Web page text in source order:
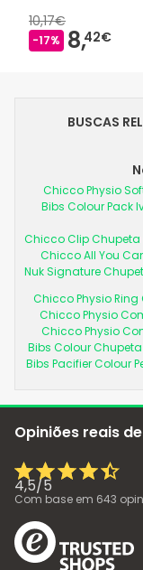
10,17€
-17% 8,42€
BUSCAS
Chicco Physio
Bibs Colour Pack
Chicco Clip Chupeta
Chicco All You
Nuk Signature
Chicco Physio
Chicco Physio
Chicco Physio
Bibs Colour
Bibs Pacifier Colour
Opiniões reais
4,5/5
Com base em 643